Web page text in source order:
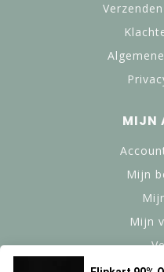
MIJN
Mijn
Mijn
Alle